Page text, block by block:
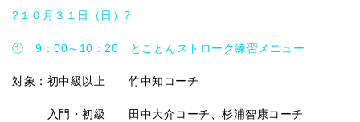
?１０月３１日（日）?
① 9：00～10：20 とことんストローク練習メニュー
対象：初中級以上 竹中知コーチ
入門・初級 田中大介コーチ、杉浦智康コーチ